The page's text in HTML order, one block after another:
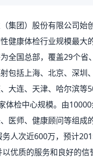
集团）股份有限公司始
健康体检行业规模最大
全国总部，覆盖29个省
包括上海、北京、深圳
大连、天津、哈尔滨等
体检中心规模。由
医师、健康顾问等组成
人次近600万，预计
优质的服务和良好的信